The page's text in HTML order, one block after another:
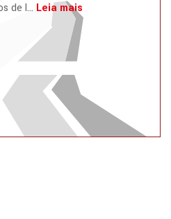
de l... Leia mais